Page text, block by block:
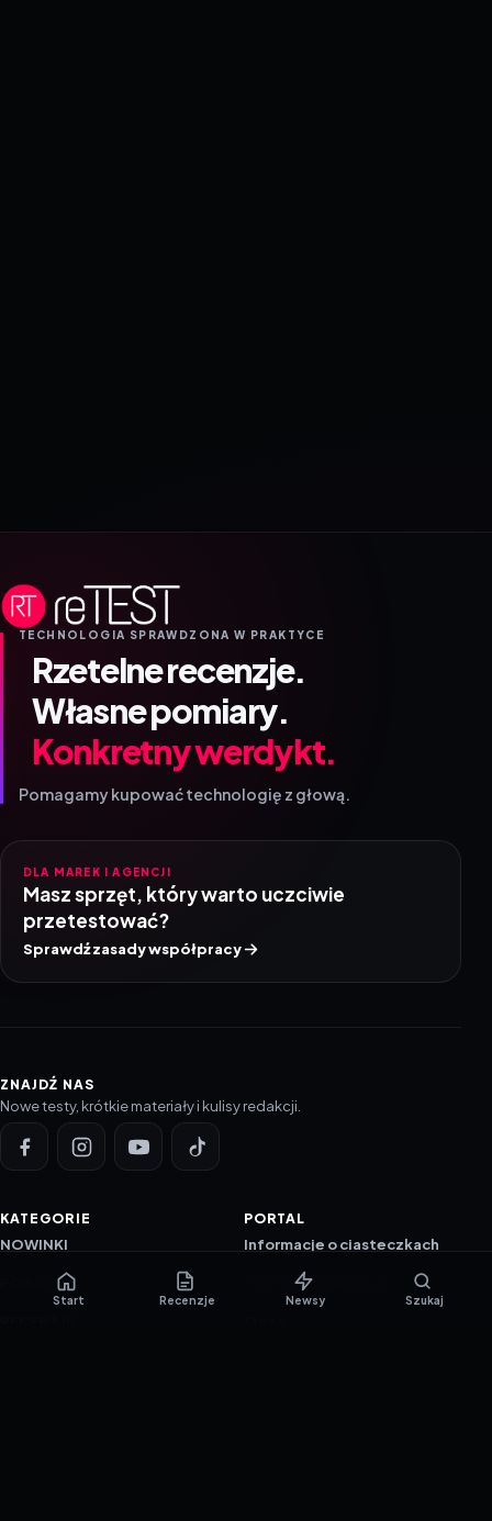
TECHNOLOGIA SPRAWDZONA W PRAKTYCE
Rzetelne recenzje.
Własne pomiary.
Konkretny werdykt.
Pomagamy kupować technologię z głową.
DLA MAREK I AGENCJI
Masz sprzęt, który warto uczciwie
przetestować?
Sprawdź zasady współpracy
ZNAJDŹ NAS
Nowe testy, krótkie materiały i kulisy redakcji.
KATEGORIE
NOWINKI
PORADNIKI
PORTAL
Informacje o ciasteczkach
Polityka prywatności
Start Recenzje Newsy Szukaj